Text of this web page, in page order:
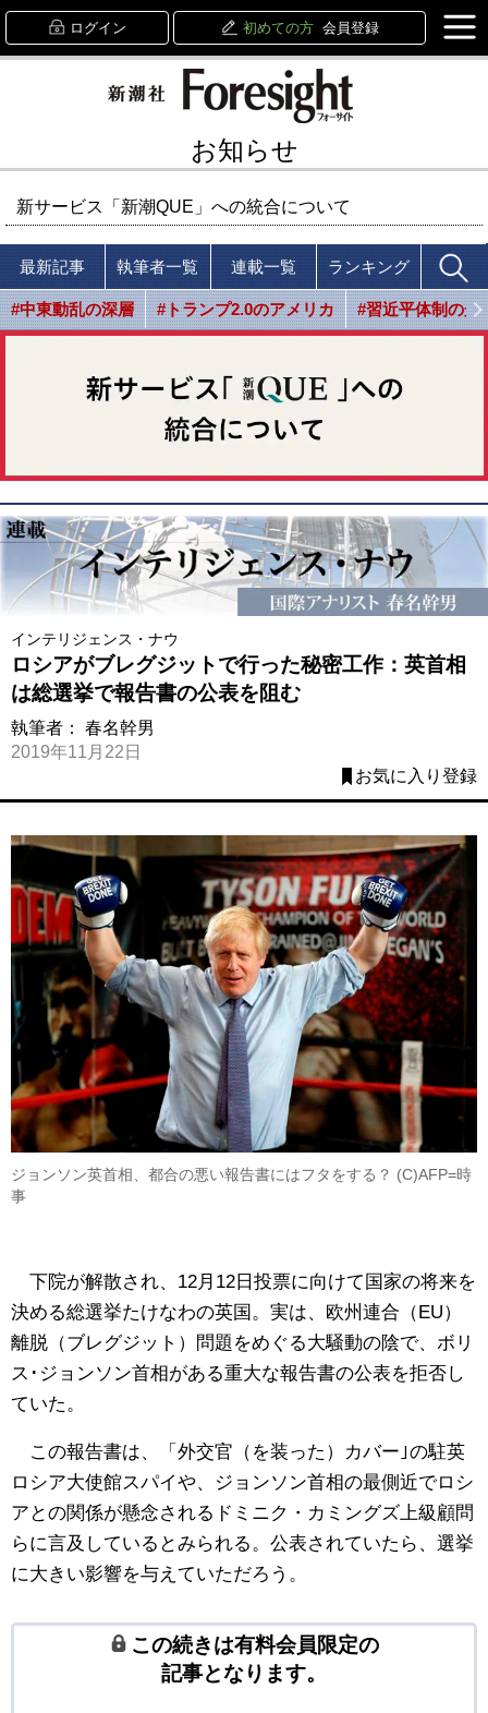
ログイン 初めての方 会員登録
お知らせ
新サービス「新潮QUE」への統合について
最新記事 執筆者一覧 連載一覧 ランキング
#中東動乱の深層 #トランプ2.0のアメリカ #習近平体制の光
インテリジェンス・ナウ
ロシアがブレグジットで行った秘密工作：英首相
は総選挙で報告書の公表を阻む
執筆者： 春名幹男
2019年11月22日
お気に入り登録
ジョンソン英首相、都合の悪い報告書にはフタをする？ (C)AFP=時
事
下院が解散され、12月12日投票に向けて国家の将来を
決める総選挙たけなわの英国。実は、欧州連合（EU）
離脱（ブレグジット）問題をめぐる大騒動の陰で、ボリ
ス･ジョンソン首相がある重大な報告書の公表を拒否し
ていた。
この報告書は、「外交官（を装った）カバー｣の駐英
ロシア大使館スパイや、ジョンソン首相の最側近でロシ
アとの関係が懸念されるドミニク・カミングズ上級顧問
らに言及しているとみられる。公表されていたら、選挙
に大きい影響を与えていただろう。
この続きは有料会員限定の
記事となります。